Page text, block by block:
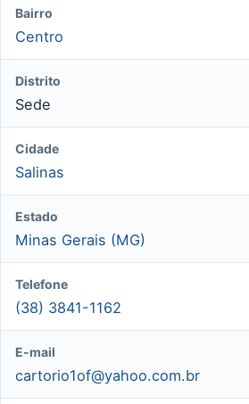
Bairro
Centro
Distrito
Sede
Cidade
Salinas
Estado
Minas Gerais (MG)
Telefone
(38) 3841-1162
E-mail
cartorio1of@yahoo.com.br